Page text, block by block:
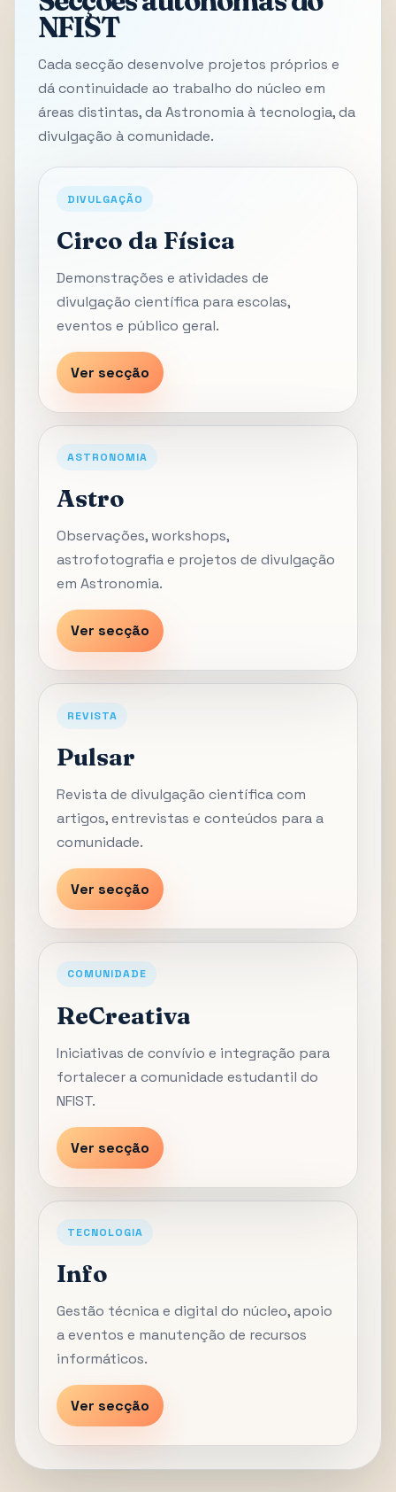
NFIST
Cada secção desenvolve projetos próprios e
dá continuidade ao trabalho do núcleo em
áreas distintas, da Astronomia à tecnologia, da
divulgação à comunidade.
DIVULGAÇÃO
Circo da Física
Demonstrações e atividades de
divulgação científica para escolas,
eventos e público geral.
Ver secção
ASTRONOMIA
Astro
Observações, workshops,
astrofotografia e projetos de divulgação
em Astronomia.
Ver secção
REVISTA
Pulsar
Revista de divulgação científica com
artigos, entrevistas e conteúdos para a
comunidade.
Ver secção
COMUNIDADE
ReCreativa
Iniciativas de convívio e integração para
fortalecer a comunidade estudantil do
NFIST.
Ver secção
TECNOLOGIA
Info
Gestão técnica e digital do núcleo, apoio
a eventos e manutenção de recursos
informáticos.
Ver secção